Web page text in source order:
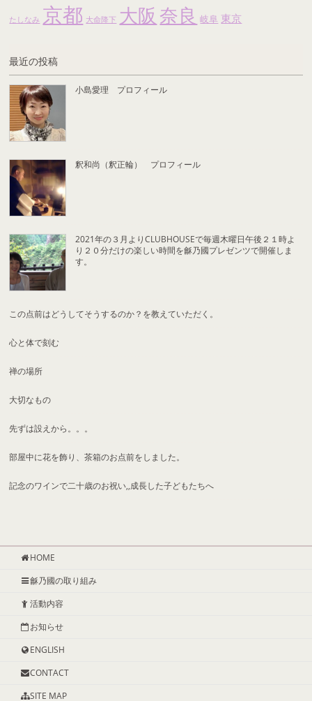
たしなみ 京都 大命降下 大阪 奈良 岐阜 東京
最近の投稿
小島愛理 プロフィール
釈和尚（釈正輪） プロフィール
2021年の３月よりCLUBHOUSEで毎週木曜日午後２１時よ
り２０分だけの楽しい時間を龢乃國プレゼンツで開催しま
す。
この点前はどうしてそうするのか？を教えていただく。
心と体で刻む
禅の場所
大切なもの
先ずは設えから。。。
部屋中に花を飾り、茶箱のお点前をしました。
記念のワインで二十歳のお祝い,,成長した子どもたちへ
HOME
龢乃國の取り組み
活動内容
お知らせ
ENGLISH
CONTACT
SITE MAP